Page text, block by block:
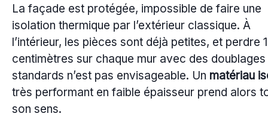
La façade est protégée, impossible de faire une
isolation thermique par l’extérieur classique. À
l’intérieur, les pièces sont déjà petites, et perdre
centimètres sur chaque mur avec des doublages
standards n’est pas envisageable. Un matériau
très performant en faible épaisseur prend alors
son sens.